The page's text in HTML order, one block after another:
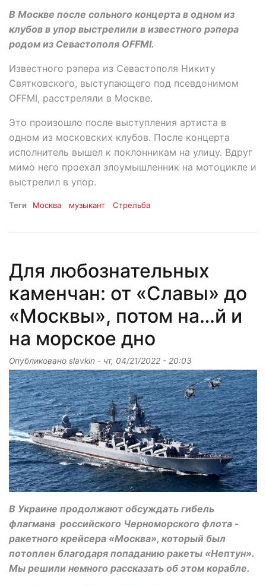
В Москве после сольного концерта в одном из
клубов в упор выстрелили в известного рэпера
родом из Севастополя OFFMI.
Известного рэпера из Севастополя Никиту
Святковского, выступающего под псевдонимом
OFFMI, расстреляли в Москве.
Это произошло после выступления артиста в
одном из московских клубов. После концерта
исполнитель вышел к поклонникам на улицу. Вдруг
мимо него проехал злоумышленник на мотоцикле и
выстрелил в упор.
Теги Москва музыкант Стрельба
Для любознательных
каменчан: от «Славы» до
«Москвы», потом на…й и
на морское дно
Опубликовано slavkin - чт, 04/21/2022 - 20:03
В Украине продолжают обсуждать гибель
флагмана российского Черноморского флота -
ракетного крейсера «Москва», который был
потоплен благодаря попаданию ракеты «Нептун».
Мы решили немного рассказать об этом корабле.